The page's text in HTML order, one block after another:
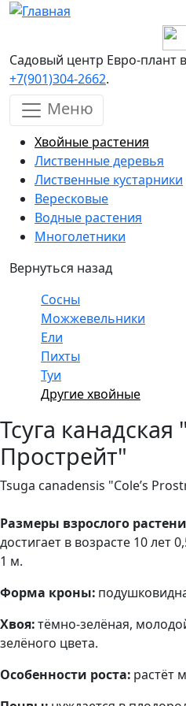
Перейти к основному
Садовый центр Евро-плант
+7(901)304-2662.
Меню
Хвойные растения
Лиственные деревья
Лиственные кустарники
Вересковые
Водные растения
Многолетники
Вернуться назад
Сосны
Можжевельники
Ели
Пихты
Туи
Другие хвойные
Тсуга канадская
Прострейт"
Tsuga canadensis "Cole’s
Размеры взрослого
достигает в возрасте 10 лет
1 м.
Форма кроны:
Хвоя:тёмно-зелёная,
зелёного цвета.
Особенности роста: растёт